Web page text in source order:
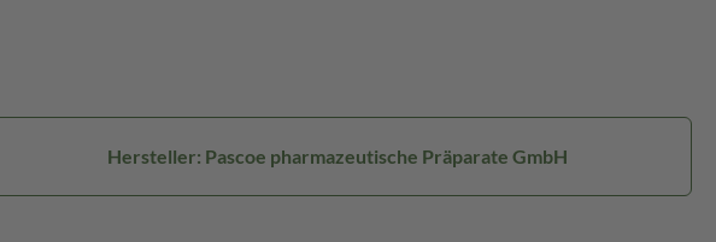
Hersteller: Pascoe pharmazeutische Präparate GmbH